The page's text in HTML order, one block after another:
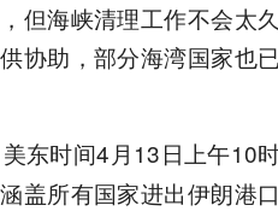
但海峡清理工作不会太
协助，部分海湾国家也
东时间4月13日上午10
涵盖所有国家进出伊朗港